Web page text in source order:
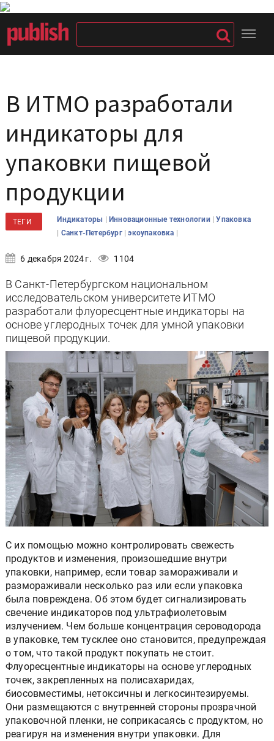
В ИТМО разработали
индикаторы для
упаковки пищевой
продукции
ТЕГИ Индикаторы | Инновационные технологии |Упаковка
| Санкт-Петербург |экоупаковка |
6 декабря 2024 г. 1104
В Санкт-Петербургском национальном
исследовательском университете ИТМО
разработали флуоресцентные индикаторы на
основе углеродных точек для умной упаковки
пищевой продукции.
С их помощью можно контролировать свежесть
продуктов и изменения, произошедшие внутри
упаковки, например, если товар замораживали и
размораживали несколько раз или если упаковка
была повреждена. Об этом будет сигнализировать
свечение индикаторов под ультрафиолетовым
излучением. Чем больше концентрация сероводорода
в упаковке, тем тусклее оно становится, предупреждая
о том, что такой продукт покупать не стоит.
Флуоресцентные индикаторы на основе углеродных
точек, закрепленных на полисахаридах,
биосовместимы, нетоксичны и легкосинтезируемы.
Они размещаются с внутренней стороны прозрачной
упаковочной пленки, не соприкасаясь с продуктом, но
реагируя на изменения внутри упаковки. Для